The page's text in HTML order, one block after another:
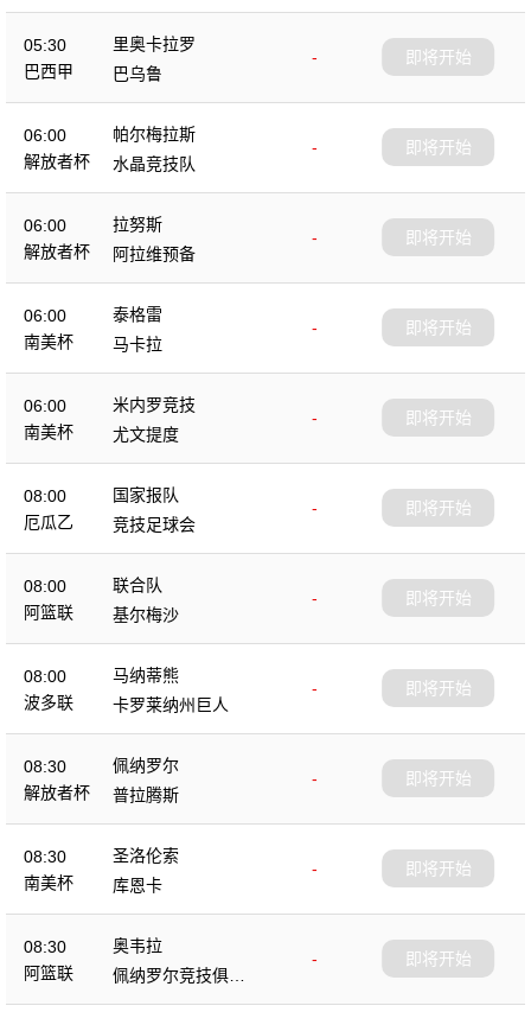
05:30
巴西甲
里奥卡拉罗
-
巴乌鲁
即将开始
06:00
解放者杯
帕尔梅拉斯
-
水晶竞技队
即将开始
06:00
解放者杯
拉努斯
-
阿拉维预备
即将开始
06:00
南美杯
泰格雷
-
马卡拉
即将开始
06:00
南美杯
米内罗竞技
-
尤文提度
即将开始
08:00
厄瓜乙
国家报队
-
竞技足球会
即将开始
08:00
阿篮联
联合队
-
基尔梅沙
即将开始
08:00
波多联
马纳蒂熊
-
卡罗莱纳州巨人
即将开始
08:30
解放者杯
佩纳罗尔
-
普拉腾斯
即将开始
08:30
南美杯
圣洛伦索
-
库恩卡
即将开始
08:30
阿篮联
奥韦拉
-
佩纳罗尔竞技俱乐
部
即将开始